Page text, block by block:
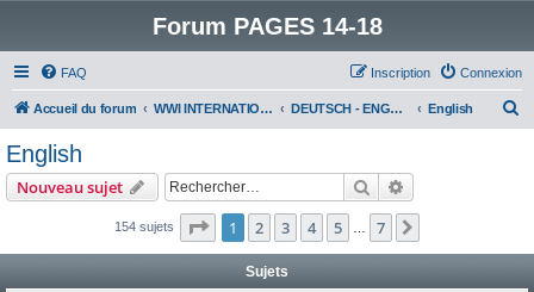
Forum PAGES 14-18
FAQ Connexion
Inscription
Accueil du forum WWI INTERNATIONAL FORUM DEUTSCH - ENGLISH English
English
Nouveau sujet Rechercher
154 sujets Page 1sur7
1 2 3 4 5 7
Sujets